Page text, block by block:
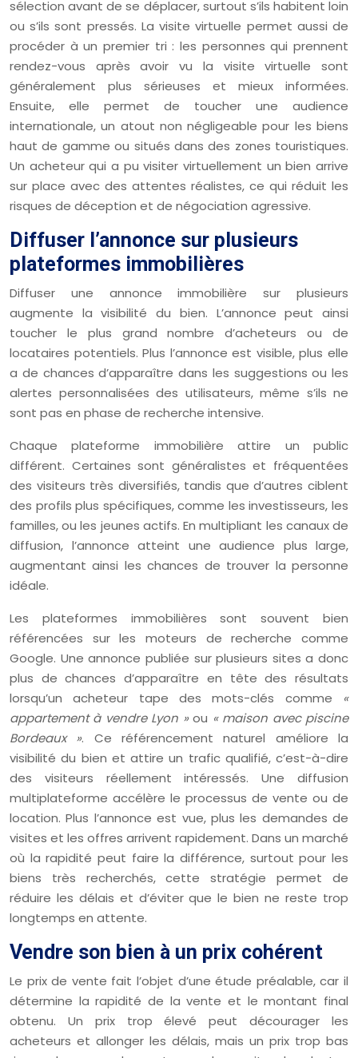
sélection avant de se déplacer, surtout s’ils habitent loin
ou s’ils sont pressés. La visite virtuelle permet aussi de
procéder à un premier tri : les personnes qui prennent
rendez-vous après avoir vu la visite virtuelle sont
généralement plus sérieuses et mieux informées.
Ensuite, elle permet de toucher une audience
internationale, un atout non négligeable pour les biens
haut de gamme ou situés dans des zones touristiques.
Un acheteur qui a pu visiter virtuellement un bien arrive
sur place avec des attentes réalistes, ce qui réduit les
risques de déception et de négociation agressive.
Diffuser l’annonce sur plusieurs
plateformes immobilières
Diffuser une annonce immobilière sur plusieurs
augmente la visibilité du bien. L’annonce peut ainsi
toucher le plus grand nombre d’acheteurs ou de
locataires potentiels. Plus l’annonce est visible, plus elle
a de chances d’apparaître dans les suggestions ou les
alertes personnalisées des utilisateurs, même s’ils ne
sont pas en phase de recherche intensive.
Chaque plateforme immobilière attire un public
différent. Certaines sont généralistes et fréquentées
des visiteurs très diversifiés, tandis que d’autres ciblent
des profils plus spécifiques, comme les investisseurs, les
familles, ou les jeunes actifs. En multipliant les canaux de
diffusion, l’annonce atteint une audience plus large,
augmentant ainsi les chances de trouver la personne
idéale.
Les plateformes immobilières sont souvent bien
référencées sur les moteurs de recherche comme
Google. Une annonce publiée sur plusieurs sites a donc
plus de chances d’apparaître en tête des résultats
lorsqu’un acheteur tape des mots-clés comme «
appartement à vendre Lyon »ou « maison avec piscine
Bordeaux ». Ce référencement naturel améliore la
visibilité du bien et attire un trafic qualifié, c’est-à-dire
des visiteurs réellement intéressés. Une diffusion
multiplateforme accélère le processus de vente ou de
location. Plus l’annonce est vue, plus les demandes de
visites et les offres arrivent rapidement. Dans un marché
où la rapidité peut faire la différence, surtout pour les
biens très recherchés, cette stratégie permet de
réduire les délais et d’éviter que le bien ne reste trop
longtemps en attente.
Vendre son bien à un prix cohérent
Le prix de vente fait l’objet d’une étude préalable, car il
détermine la rapidité de la vente et le montant final
obtenu. Un prix trop élevé peut décourager les
acheteurs et allonger les délais, mais un prix trop bas